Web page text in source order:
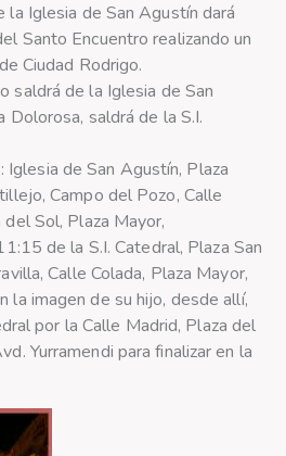
Iglesia de San Agustín dará
Santo Encuentro realizando un
Ciudad Rodrigo.
saldrá de la Iglesia de San
saldrá de la S.I.
Iglesia de San Agustín, Plaza
Campo del Pozo, Calle
del Sol, Plaza Mayor,
de la S.I. Catedral, Plaza San
Calle Colada, Plaza Mayor,
la imagen de su hijo, desde allí,
por la Calle Madrid, Plaza del
Yurramendi para finalizar en la